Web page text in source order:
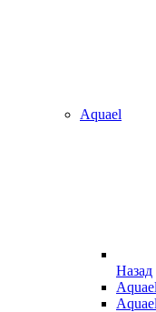
Aquael
Назад
Aquael